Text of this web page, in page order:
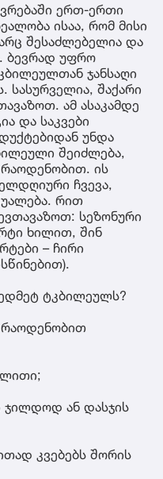
ერთ-ერთი
ისაა, რომ მისი
შესაძლებელია და
ბევრად უფრო
ჯანსაღი
სასურველია, შაქარი
ამ ასაკამდე
და საკვები
უნდა
შეიძლება,
ის
ჩვევა,
რით
სეზონური
ხილით, შინ
– ჩირი
ტკბილეულს?
ჯილდოდ ან დასჯის
კვებებს შორის